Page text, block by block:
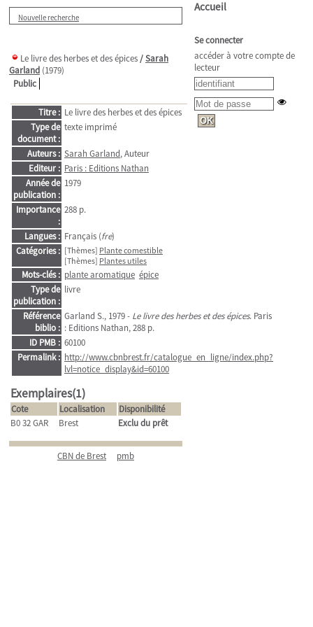
Nouvelle recherche
Le livre des herbes et des épices/Sarah
Garland (1979)
Public
Titre : Le livre des herbes et des épices
Type de
document :
texte imprimé
Auteurs : Sarah Garland, Auteur
Editeur : Paris : Editions Nathan
Année de
publication :
1979
Importance
:
288 p.
Langues : Français (fre)
Catégories : [Thèmes] Plante comestible
[Thèmes] Plantes utiles
Mots-clés : plante aromatique épice
Type de
publication :
livre
Référence
biblio :
Garland S., 1979 - Le livre des herbes et des épices. Paris
: Editions Nathan, 288 p.
ID PMB : 60100
Permalink : http://www.cbnbrest.fr/catalogue_en_ligne/index.php?
lvl=notice_display&id=60100
Exemplaires(1)
Cote Localisation
Disponibilité
B0 32 GAR
Brest Exclu du prêt
CBN de Brest pmb
Accueil
Se connecter
accéder à votre compte de
lecteur